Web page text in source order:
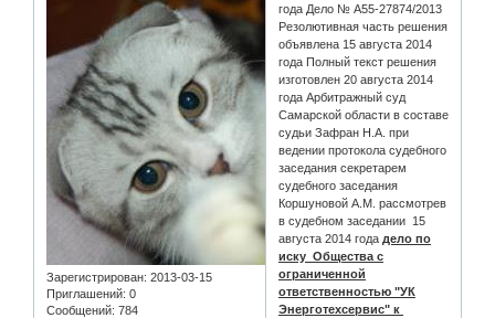
Зарегистрирован: 2013-03-15
Приглашений: 0
Сообщений: 784
года Дело № А55-27874/2013
Резолютивная часть решения
объявлена 15 августа 2014
года Полный текст решения
изготовлен 20 августа 2014
года Арбитражный суд
Самарской области в составе
судьи Зафран Н.А. при
ведении протокола судебного
заседания секретарем
судебного заседания
Коршуновой А.М. рассмотрев
в судебном заседании 15
августа 2014 года дело по
иску Общества с
ограниченной
ответственностью "УК
Энерготехсервис" к